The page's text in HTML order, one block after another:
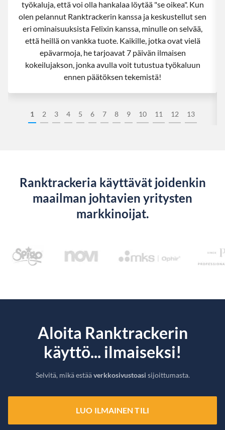
1 2 3 4 5 6 7 8 9 10 11 12 13
työkaluja, että voi olla hankalaa löytää "se oikea". Kun
olen pelannut Ranktrackerin kanssa ja keskustellut sen
eri ominaisuuksista Felixin kanssa, minulle on selvää,
että heillä on vankka tuote. Kaikille, jotka ovat vielä
epävarmoja, he tarjoavat 7 päivän ilmaisen
kokeilujakson, jonka avulla voit tutustua työkaluun
ennen päätöksen tekemistä!
Ranktrackeria käyttävät joidenkin
maailman johtavien yritysten
markkinoijat.
Aloita Ranktrackerin
käyttö... ilmaiseksi!
Selvitä, mikä estääverkkosivustoasi sijoittumasta.
LUO ILMAINEN TILI